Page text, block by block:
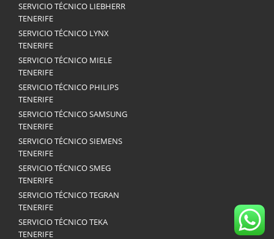
SERVICIO TÉCNICO LIEBHERR
TENERIFE
SERVICIO TÉCNICO LYNX
TENERIFE
SERVICIO TÉCNICO MIELE
TENERIFE
SERVICIO TÉCNICO PHILIPS
TENERIFE
SERVICIO TÉCNICO SAMSUNG
TENERIFE
SERVICIO TÉCNICO SIEMENS
TENERIFE
SERVICIO TÉCNICO SMEG
TENERIFE
SERVICIO TÉCNICO TEGRAN
TENERIFE
SERVICIO TÉCNICO TEKA
TENERIFE